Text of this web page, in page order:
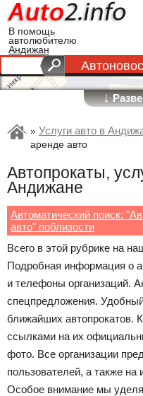
В помощь
автолюбителю
Андижан
↓
» Услуги авто в
аренде авто
Автопрокаты,
Андижане
Автоматический поиск:
авто" поблизости
Всего в этой рубрике на
Подробная информация о
и телефоны организаций.
спецпредложения.
ближайших автопрокатов.
ссылками на их
фото. Все организации
пользователей, а также на
Особое внимание мы